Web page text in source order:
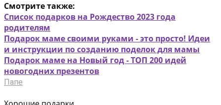
Смотрите также:
Список подарков на Рождество 2023 года
родителям
Подарок маме своими руками - это просто! Идеи
и инструкции по созданию поделок для мамы
Подарок маме на Новый год - ТОП 200 идей
новогодних презентов
Папе